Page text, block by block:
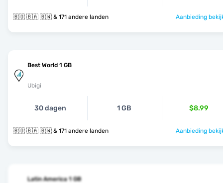
🇧🇴 🇧🇦 🇧🇼 & 171 andere landen Aanbieding
Best World 1 GB
Ubigi
30 dagen 1 GB $8.99
🇧🇴 🇧🇦 🇧🇼 & 171 andere landen Aanbieding
Latin America 1 GB